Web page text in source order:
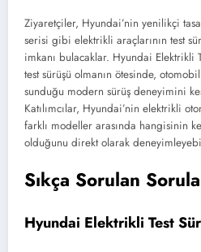
Ziyaretçiler, Hyundai’nin yenilikçi
serisi gibi elektrikli araçlarının test
imkanı bulacaklar. Hyundai Elektrikli
test sürüşü olmanın ötesinde,
sunduğu modern sürüş deneyimini
Katılımcılar, Hyundai’nin elektrikli
farklı modeller arasında hangisinin
olduğunu direkt olarak
Sıkça Sorulan
Hyundai Elektrikli Test